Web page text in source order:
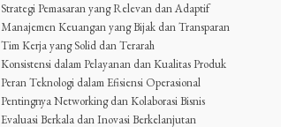
Strategi Pemasaran yang Relevan dan Adaptif
Manajemen Keuangan yang Bijak dan Transparan
Tim Kerja yang Solid dan Terarah
Konsistensi dalam Pelayanan dan Kualitas Produk
Peran Teknologi dalam Efisiensi Operasional
Pentingnya Networking dan Kolaborasi Bisnis
Evaluasi Berkala dan Inovasi Berkelanjutan